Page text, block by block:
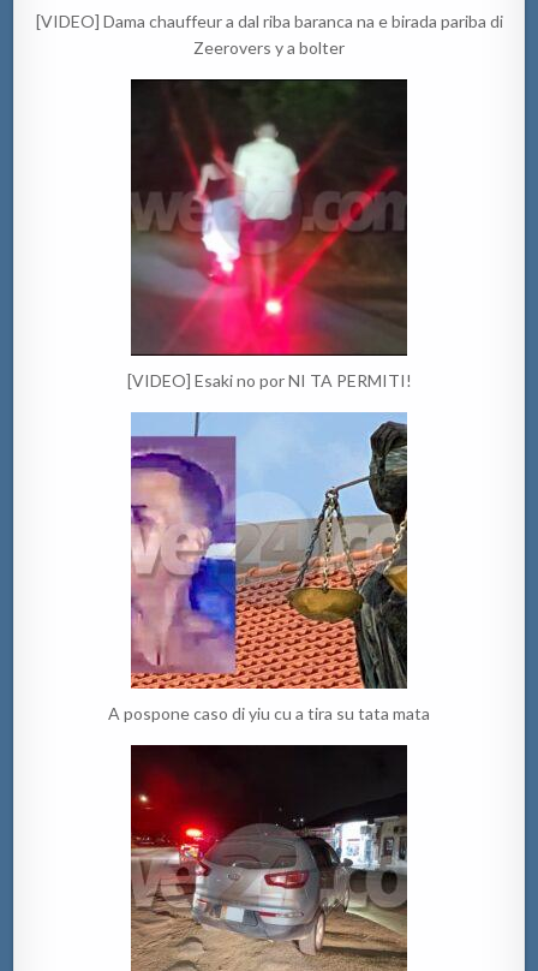
[VIDEO] Dama chauffeur a dal riba baranca na e birada pariba di
Zeerovers y a bolter
[VIDEO] Esaki no por NI TA PERMITI!
A pospone caso di yiu cu a tira su tata mata